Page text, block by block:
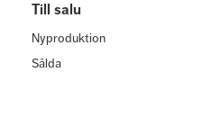
Till salu
Nyproduktion
Sålda